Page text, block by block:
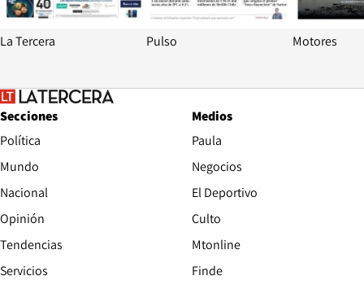
La Tercera Pulso Motores
Secciones
Política
Mundo
Nacional
Opinión
Tendencias
Servicios
Medios
Paula
Negocios
El Deportivo
Culto
Mtonline
Finde